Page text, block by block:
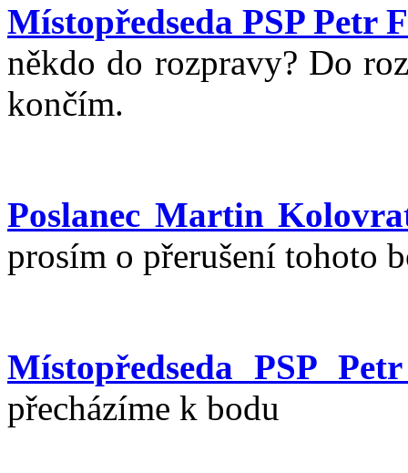
Místopředseda PSP Petr
někdo do rozpravy? Do
končím.
Poslanec Martin
prosím o přerušení tohoto
Místopředseda PSP
přecházíme k bodu